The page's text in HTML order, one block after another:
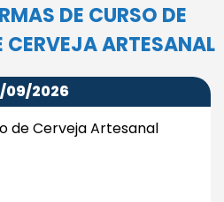
DE CURSO DE
ARTESANAL
09/2026
de Cerveja Artesanal